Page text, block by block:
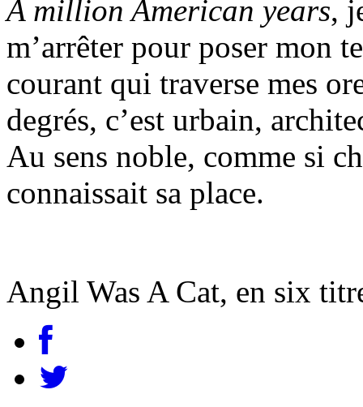
A million American years,
m’arrêter pour poser mon
courant qui traverse mes
degrés, c’est urbain,
Au sens noble, comme si
connaissait sa place.
Angil Was A Cat, en six